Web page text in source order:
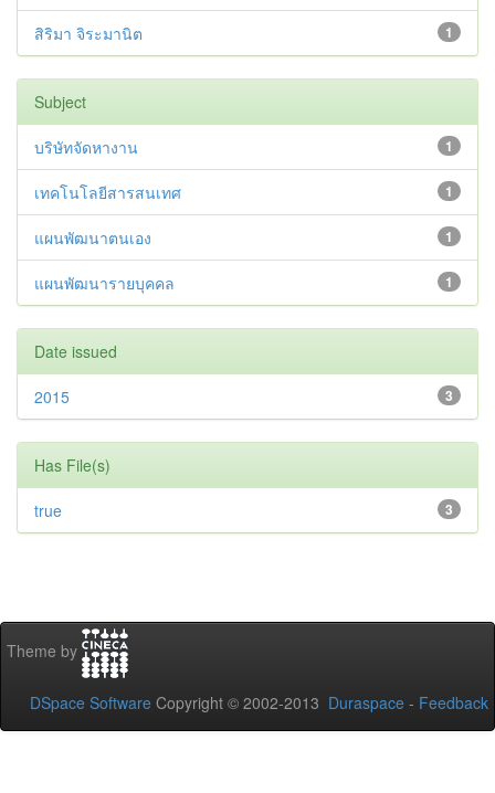
1
สิริมา จิระมานิต
Subject
1
บริษัทจัดหางาน
1
เทคโนโลยีสารสนเทศ
1
แผนพัฒนาตนเอง
1
แผนพัฒนารายบุคคล
Date issued
3
2015
Has File(s)
3
true
Theme by
DSpace Software Copyright © 2002-2013 Duraspace - Feedback